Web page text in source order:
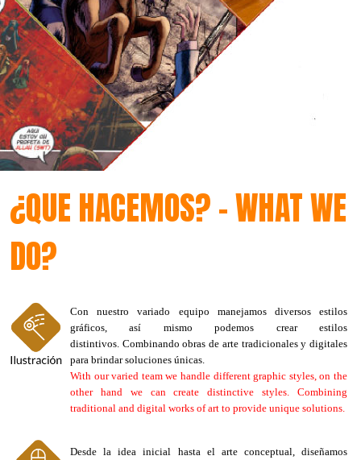
¿QUE HACEMOS? - WHAT WE
DO?
Con nuestro variado equipo manejamos diversos estilos
gráficos, así mismo podemos crear estilos
distintivos. Combinando obras de arte tradicionales y digitales
para brindar soluciones únicas.
With our varied team we handle different graphic styles, on the
other hand we can create distinctive styles. Combining
traditional and digital works of art to provide unique solutions.
Desde la idea inicial hasta el arte conceptual, diseñamos